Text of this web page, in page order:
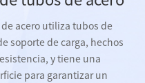
acero utiliza tubos de
soporte de carga, hechos
y tiene una
para garantizar un